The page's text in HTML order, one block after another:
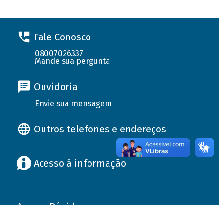
Fale Conosco
08007026337
Mande sua pergunta
Ouvidoria
Envie sua mensagem
Outros telefones e endereços
Acesso à informação